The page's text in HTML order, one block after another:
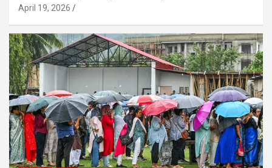
April 19, 2026